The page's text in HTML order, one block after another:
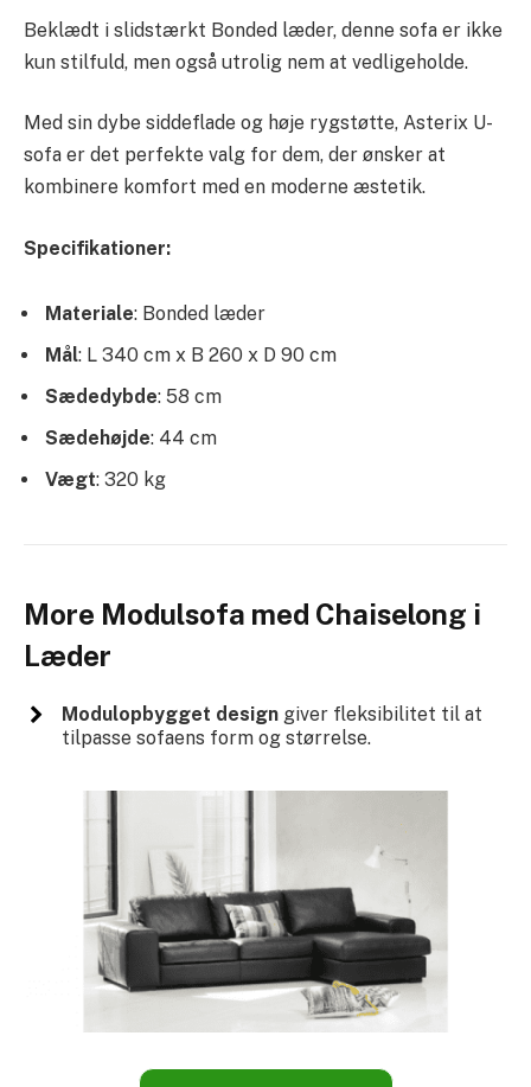
Beklædt i slidstærkt Bonded læder, denne sofa er ikke
kun stilfuld, men også utrolig nem at vedligeholde.
Med sin dybe siddeflade og høje rygstøtte, Asterix U-
sofa er det perfekte valg for dem, der ønsker at
kombinere komfort med en moderne æstetik.
Specifikationer:
Materiale: Bonded læder
Mål: L 340 cm x B 260 x D 90 cm
Sædedybde: 58 cm
Sædehøjde: 44 cm
Vægt: 320 kg
More Modulsofa med Chaiselong i
Læder
Modulopbygget designgiver fleksibilitet til at
tilpasse sofaens form og størrelse.